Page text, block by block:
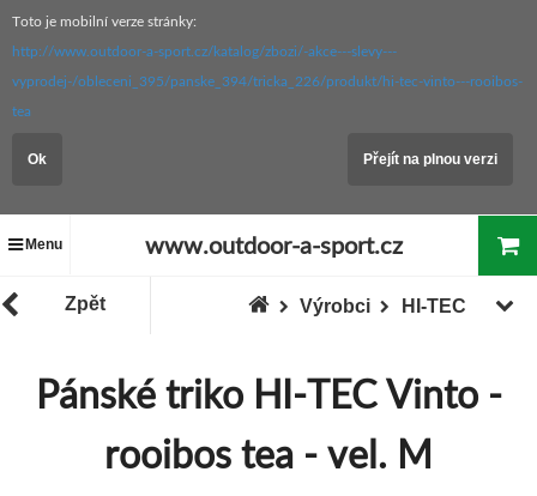
Toto je mobilní verze stránky:
http://www.outdoor-a-sport.cz/katalog/zbozi/-akce---slevy---
vyprodej-/obleceni_395/panske_394/tricka_226/produkt/hi-tec-vinto---rooibos-
tea
Ok Přejít na plnou verzi
Menu www.outdoor-a-sport.cz
Zpět HI-TEC
Výrobci
Pánské triko HI-TEC Vinto -
rooibos tea - vel. M